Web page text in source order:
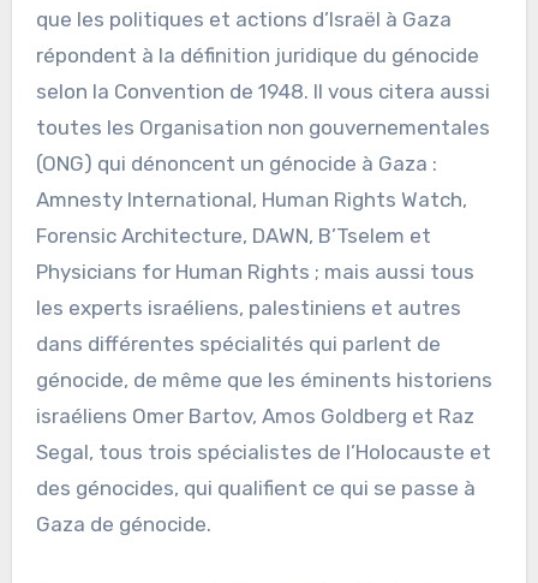
que les politiques et actions d’Israël à Gaza
répondent à la définition juridique du génocide
selon la Convention de 1948. Il vous citera aussi
toutes les Organisation non gouvernementales
(ONG) qui dénoncent un génocide à Gaza :
Amnesty International, Human Rights Watch,
Forensic Architecture, DAWN, B’Tselem et
Physicians for Human Rights ; mais aussi tous
les experts israéliens, palestiniens et autres
dans différentes spécialités qui parlent de
génocide, de même que les éminents historiens
israéliens Omer Bartov, Amos Goldberg et Raz
Segal, tous trois spécialistes de l’Holocauste et
des génocides, qui qualifient ce qui se passe à
Gaza de génocide.